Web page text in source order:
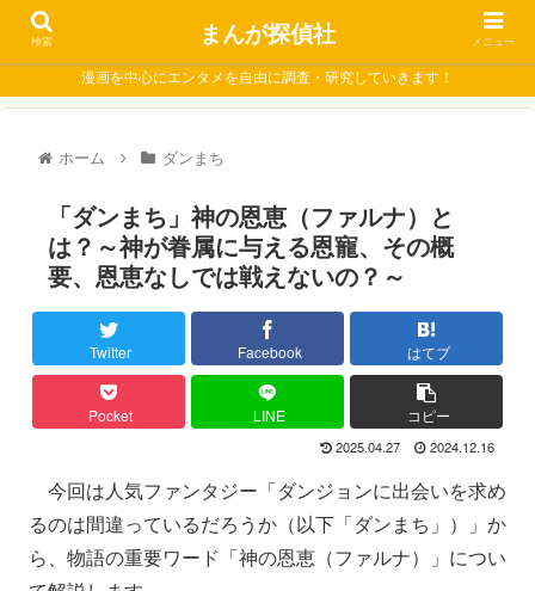
漫画を中心にエンタメを自由に調査・研究していきます！
ホーム ダンまち
「ダンまち」神の恩恵（ファルナ）と
は？～神が眷属に与える恩寵、その概
要、恩恵なしでは戦えないの？～
Twitter Facebook はてブ
Pocket LINE コピー
2025.04.27 2024.12.16
今回は人気ファンタジー「ダンジョンに出会いを求め
るのは間違っているだろうか（以下「ダンまち」）」か
ら、物語の重要ワード「神の恩恵（ファルナ）」につい
検索 まんが探偵社 メニュー